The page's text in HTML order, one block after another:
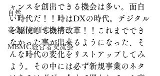
自然
事業計画研究会
MBMC経営者交流会
ャンスを創出できる機会は多い。面白
い時代だ！！時はDXの時代。デジタル
を駆使して機構改革！！これまででき
なかった事が出来るようになった、そ
んな時代の変化をリストアップしてみ
よう。その中には必ず新規事業のネタ